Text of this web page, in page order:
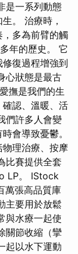
是一系列動態
。 治療時，
多為前臂的觸
年的歷史。 它
復過程增強到
心狀態是最古
撫是我們的生
認、溫暖、活
們許多人會變
會導致憂鬱。
理治療、按摩
比賽提供全套
LP。 IStock
萬張高品質庫
主要用於放鬆
與水療一起使
關節收縮（攣
起以水下運動